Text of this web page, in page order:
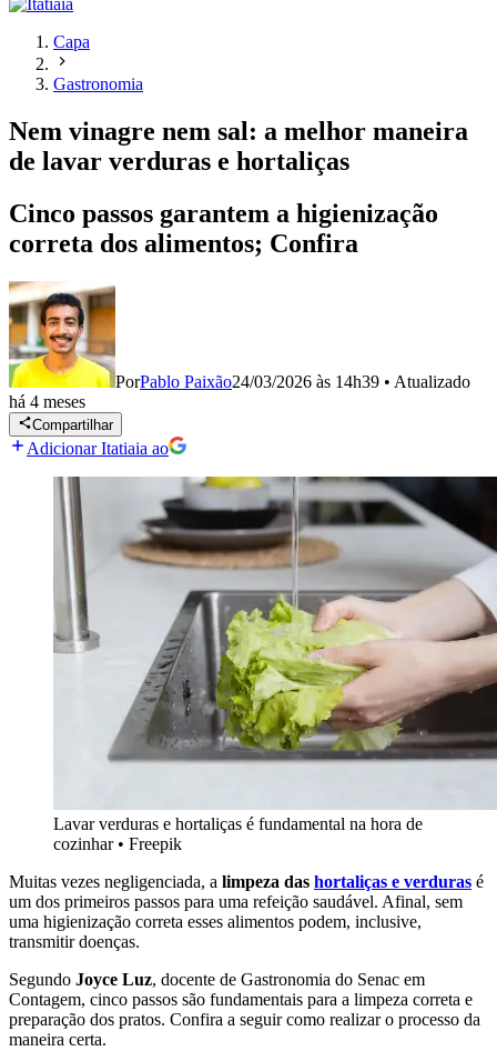
Capa
Gastronomia
Nem vinagre nem sal: a melhor maneira
de lavar verduras e hortaliças
Cinco passos garantem a higienização
correta dos alimentos; Confira
PorPablo Paixão24/03/2026 às 14h39 • Atualizado
há 4 meses
Compartilhar
Adicionar Itatiaia ao
Lavar verduras e hortaliças é fundamental na hora de
cozinhar• Freepik
Muitas vezes negligenciada, a limpeza das hortaliças e verduras é
um dos primeiros passos para uma refeição saudável. Afinal, sem
uma higienização correta esses alimentos podem, inclusive,
transmitir doenças.
Segundo Joyce Luz, docente de Gastronomia do Senac em
Contagem, cinco passos são fundamentais para a limpeza correta e
preparação dos pratos. Confira a seguir como realizar o processo da
maneira certa.